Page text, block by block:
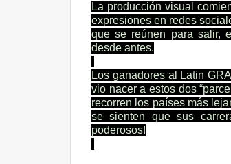
La producción visual
expresiones en redes
que se reúnen para salir,
desde antes.
Los ganadores al Latin
vio nacer a estos dos
recorren los países más
se sienten que sus
poderosos!